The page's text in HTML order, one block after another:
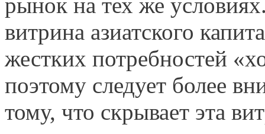
витрина азиатского
жестких потребностей
поэтому следует более
тому, что скрывает эта